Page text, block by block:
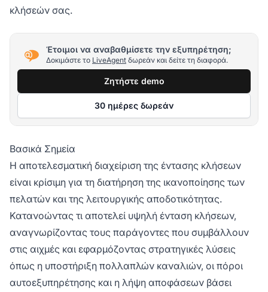
κλήσεών σας.
Έτοιμοι να αναβαθμίσετε την εξυπηρέτηση;
Δοκιμάστε το LiveAgent δωρεάν και δείτε τη διαφορά.
Ζητήστε demo
30 ημέρες δωρεάν
Βασικά Σημεία
Η αποτελεσματική διαχείριση της έντασης κλήσεων
είναι κρίσιμη για τη διατήρηση της ικανοποίησης των
πελατών και της λειτουργικής αποδοτικότητας.
Κατανοώντας τι αποτελεί υψηλή ένταση κλήσεων,
αναγνωρίζοντας τους παράγοντες που συμβάλλουν
στις αιχμές και εφαρμόζοντας στρατηγικές λύσεις
όπως η υποστήριξη πολλαπλών καναλιών, οι πόροι
αυτοεξυπηρέτησης και η λήψη αποφάσεων βάσει